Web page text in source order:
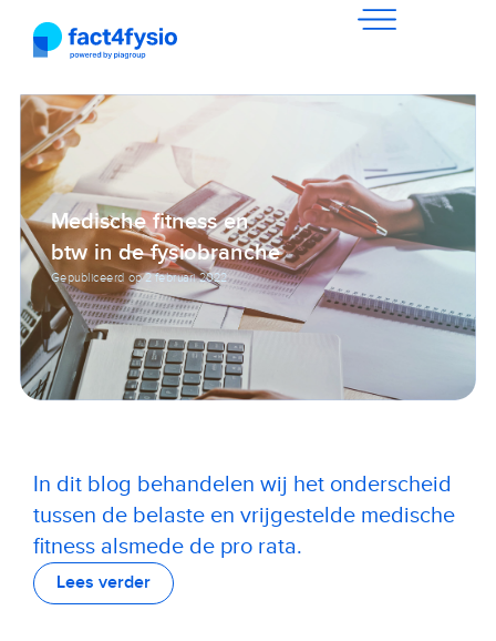
Medische fitness en
btw in de fysiobranche
Gepubliceerd op 2 februari 2022
In dit blog behandelen wij het onderscheid
tussen de belaste en vrijgestelde medische
fitness alsmede de pro rata.
Lees verder